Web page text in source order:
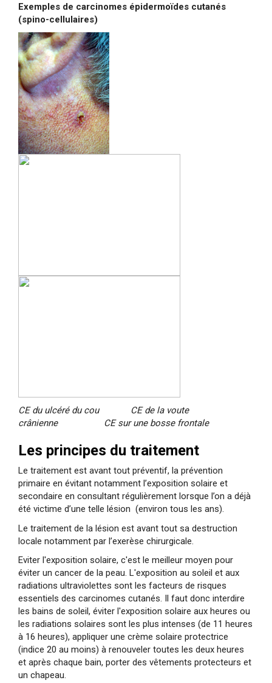
Exemples de carcinomes épidermoïdes cutanés
(spino-cellulaires)
CE du ulcéré du cou CE de la voute
crânienne CE sur une bosse frontale
Les principes du traitement
Le traitement est avant tout préventif, la prévention
primaire en évitant notamment l’exposition solaire et
secondaire en consultant régulièrement lorsque l’on a déjà
été victime d’une telle lésion (environ tous les ans).
Le traitement de la lésion est avant tout sa destruction
locale notamment par l’exerèse chirurgicale.
Eviter l'exposition solaire, c'est le meilleur moyen pour
éviter un cancer de la peau. L'exposition au soleil et aux
radiations ultraviolettes sont les facteurs de risques
essentiels des carcinomes cutanés. Il faut donc interdire
les bains de soleil, éviter l'exposition solaire aux heures ou
les radiations solaires sont les plus intenses (de 11 heures
à 16 heures), appliquer une crème solaire protectrice
(indice 20 au moins) à renouveler toutes les deux heures
et après chaque bain, porter des vêtements protecteurs et
un chapeau.